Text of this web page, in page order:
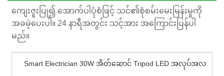
ကျေးဇူးပြု၍ အောက်ပါပုံစံဖြင့် သင်၏စုံစမ်းမေးမြန်းမှုကို
အခမဲ့ပေးပါ။ 24 နာရီအတွင်း သင့်အား အကြောင်းပြန်ပါ
မည်။